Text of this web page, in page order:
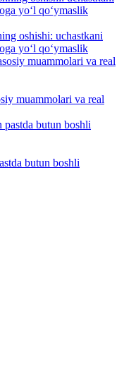
oshishi: uchastkani
yo‘l qo‘ymaslik
muammolari va real
butun boshli